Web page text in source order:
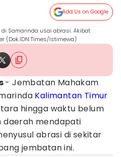
Add Us on Google
Samarinda usai abrasi. Akibat
(Dok.IDN Times/Istimewa)
- Jembatan Mahakam
Kalimantan Timur
hingga waktu belum
daerah mendapati
abrasi di sekitar
jembatan ini.